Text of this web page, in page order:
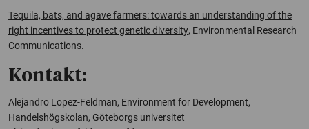
Tequila, bats, and agave farmers: towards an understanding of the
right incentives to protect genetic diversity, Environmental Research
Communications.
Kontakt:
Alejandro Lopez-Feldman, Environment for Development,
Handelshögskolan, Göteborgs universitet